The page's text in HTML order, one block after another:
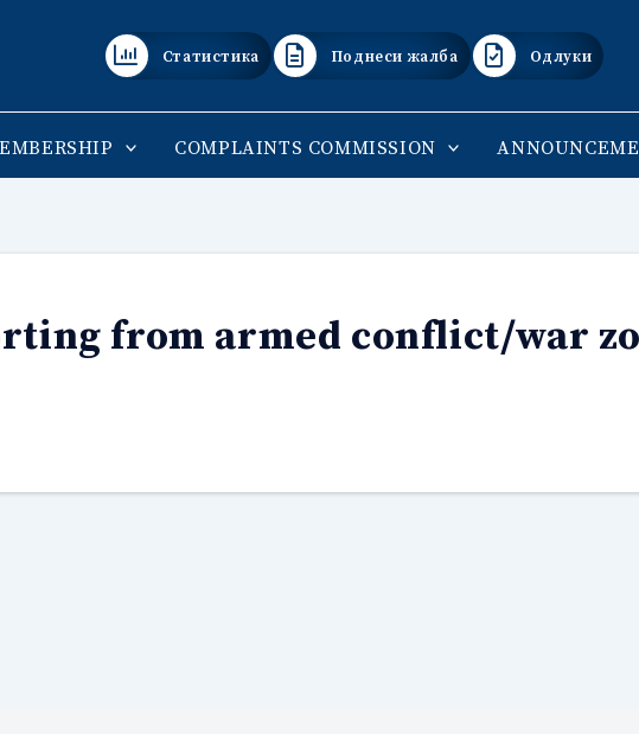
Статистика Поднеси жалба Одлуки
COMPLAINTS COMMISSION
from armed conflict/war